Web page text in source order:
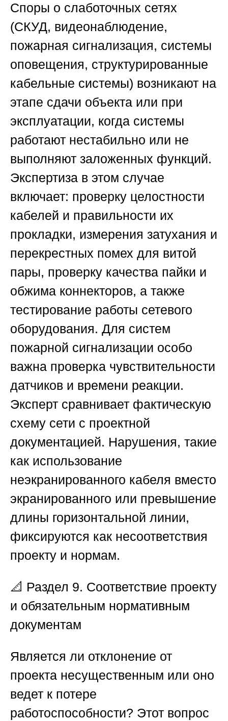
Споры о слаботочных сетях
(СКУД, видеонаблюдение,
пожарная сигнализация, системы
оповещения, структурированные
кабельные системы) возникают на
этапе сдачи объекта или при
эксплуатации, когда системы
работают нестабильно или не
выполняют заложенных функций.
Экспертиза в этом случае
включает: проверку целостности
кабелей и правильности их
прокладки, измерения затухания и
перекрестных помех для витой
пары, проверку качества пайки и
обжима коннекторов, а также
тестирование работы сетевого
оборудования. Для систем
пожарной сигнализации особо
важна проверка чувствительности
датчиков и времени реакции.
Эксперт сравнивает фактическую
схему сети с проектной
документацией. Нарушения, такие
как использование
неэкранированного кабеля вместо
экранированного или превышение
длины горизонтальной линии,
фиксируются как несоответствия
проекту и нормам.
📐 Раздел 9. Соответствие проекту
и обязательным нормативным
документам
Является ли отклонение от
проекта несущественным или оно
ведет к потере
работоспособности? Этот вопрос